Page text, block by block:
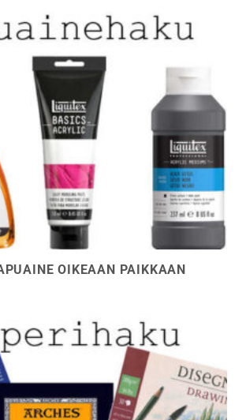
OIKEAAN PAIKKAAN